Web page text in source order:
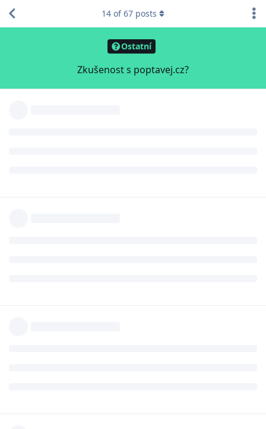
Ostatní
Zkušenost s poptavej.cz?
14 of67 posts